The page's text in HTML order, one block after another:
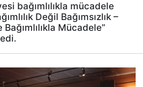
bağımlılıkla mücadele
Değil Bağımsızlık –
Mücadele”